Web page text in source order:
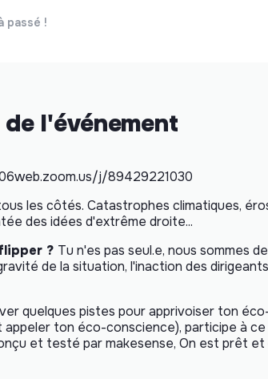
passé !
l'événement
j/89429221030
les côtés. Catastrophes climatiques,
des idées d'extrême droite...
? Tu n'es pas seul.e, nous sommes
de la situation, l'inaction des
quelques pistes pour apprivoiser ton
ton éco-conscience), participe à
et testé par makesense, On est prêt et